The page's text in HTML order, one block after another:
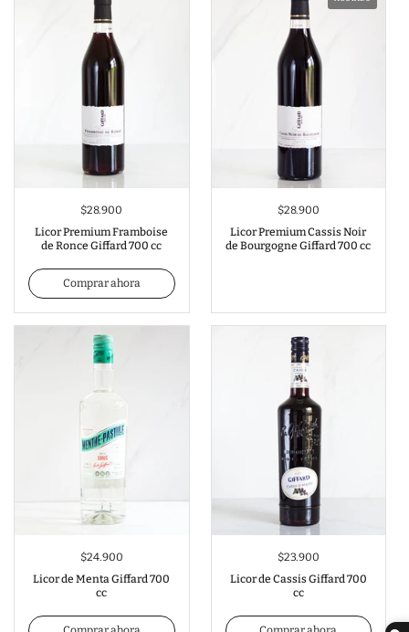
$28.900
Licor Premium Framboise
de Ronce Giffard 700 cc
Comprar ahora
$28.900
Licor Premium Cassis Noir
de Bourgogne Giffard 700 cc
$24.900
Licor de Menta Giffard 700
cc
$23.900
Licor de Cassis Giffard 700
cc